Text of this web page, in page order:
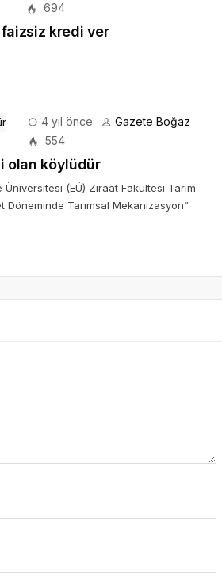
694
kredi ver
4 yıl önce
Gazete Boğaz
554
olan köylüdür
(EÜ) Ziraat Fakültesi Tarım
Tarımsal Mekanizasyon”